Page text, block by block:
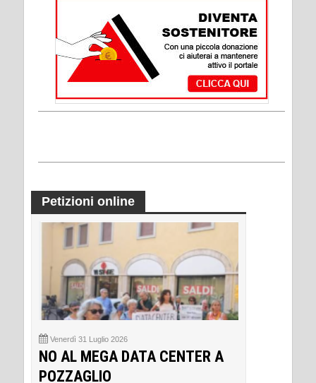
Petizioni online
Venerdì 31 Luglio 2026
NO AL MEGA DATA CENTER A
POZZAGLIO